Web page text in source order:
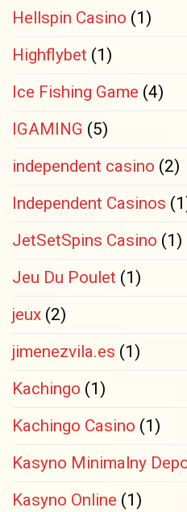
Hellspin Casino (1)
Highflybet (1)
Ice Fishing Game (4)
IGAMING (5)
independent casino (2)
Independent Casinos
JetSetSpins Casino (1)
Jeu Du Poulet (1)
jeux (2)
jimenezvila.es (1)
Kachingo (1)
Kachingo Casino (1)
Kasyno Minimalny
Kasyno Online (1)